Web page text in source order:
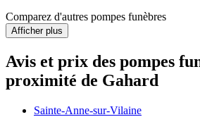
Comparez d'autres pompes funèbres
Afficher plus
Avis et prix des pompes
proximité de Gahard
Sainte-Anne-sur-Vilaine